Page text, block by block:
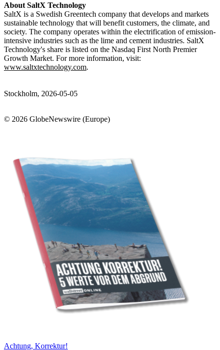
About SaltX Technology
SaltX is a Swedish Greentech company that develops and markets
sustainable technology that will benefit customers, the climate, and
society. The company operates within the electrification of emission-
intensive industries such as the lime and cement industries. SaltX
Technology's share is listed on the Nasdaq First North Premier
Growth Market. For more information, visit:
www.saltxtechnology.com.
Stockholm, 2026-05-05
© 2026 GlobeNewswire (Europe)
Achtung, Korrektur!